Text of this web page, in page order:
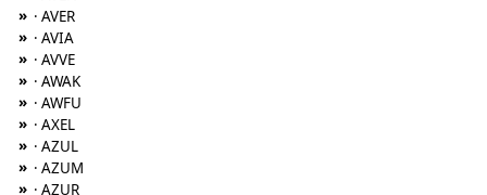
» · AVER
» · AVIA
» · AVVE
» · AWAK
» · AWFU
» · AXEL
» · AZUL
» · AZUM
» · AZUR